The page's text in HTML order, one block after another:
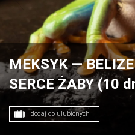
MEKSYK —
SERCE ŻABY (10
dodaj do ulubionych